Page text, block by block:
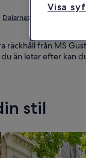
Dalarnas län
räckhåll från MS
än letar efter kan
stil
Sök bland
Visa